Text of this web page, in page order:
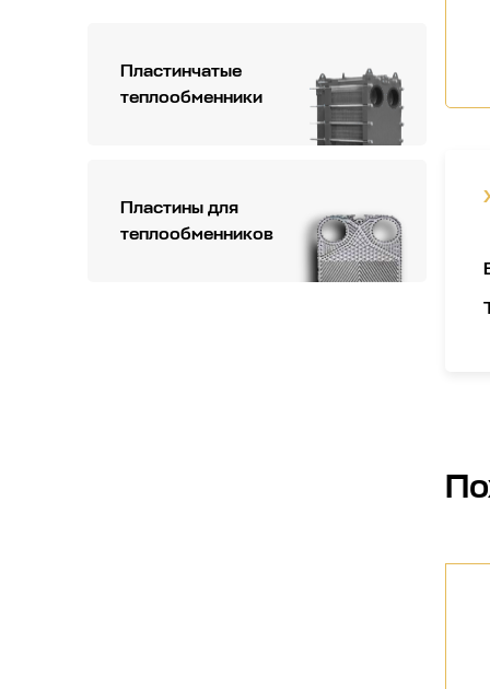
Пластинчатые
теплообменники
Пластины для
теплообменников